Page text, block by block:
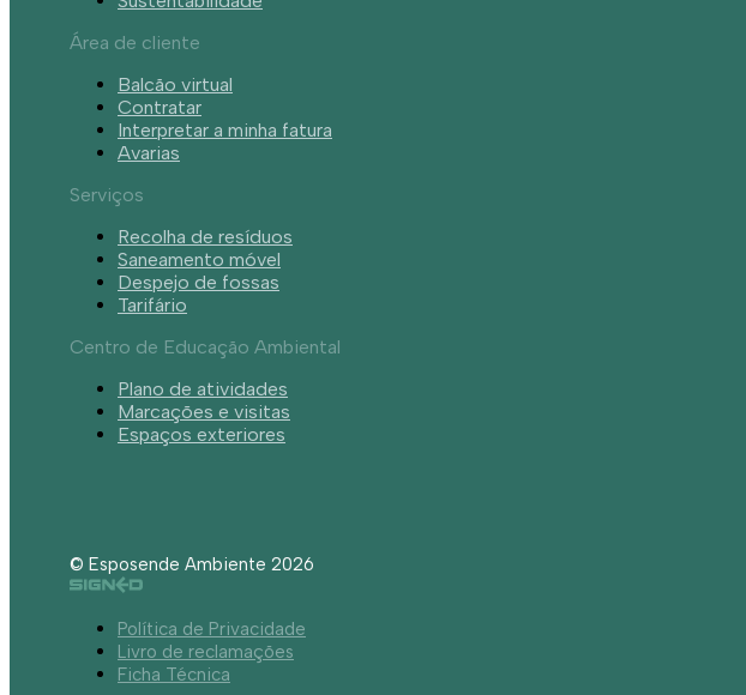
Área de cliente
Balcão virtual
Contratar
Interpretar a minha fatura
Avarias
Serviços
Recolha de resíduos
Saneamento móvel
Despejo de fossas
Tarifário
Centro de Educação Ambiental
Plano de atividades
Marcações e visitas
Espaços exteriores
© Esposende Ambiente 2026
Política de Privacidade
Livro de reclamações
Ficha Técnica